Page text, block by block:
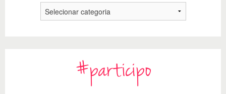
#participo